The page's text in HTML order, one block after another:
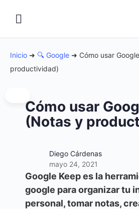
Inicio ➜ 🔍 Google ➜ Cómo usar
productividad)
Cómo usar
(Notas y
Diego Cárdenas
mayo 24, 2021
Google Keep es la
google para organizar tu
personal, tomar notas,